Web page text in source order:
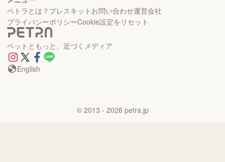
ペトラとは？ プレスキット お問い合わせ運営会社
プライバシーポリシーCookie設定をリセット
ペットともっと、近づくメディア
English
© 2013 - 2026 petra.jp